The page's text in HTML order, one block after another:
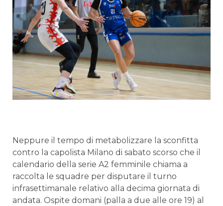
Neppure il tempo di metabolizzare la sconfitta
contro la capolista Milano di sabato scorso che il
calendario della serie A2 femminile chiama a
raccolta le squadre per disputare il turno
infrasettimanale relativo alla decima giornata di
andata. Ospite domani (palla a due alle ore 19) al